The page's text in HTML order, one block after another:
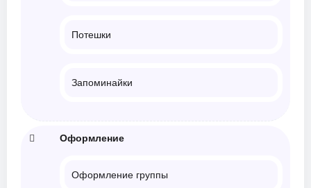
Потешки
Запоминайки
Оформление
Оформление группы